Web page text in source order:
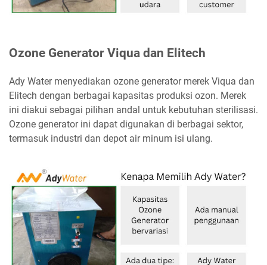
Ozone Generator Viqua dan Elitech
Ady Water menyediakan ozone generator merek Viqua dan
Elitech dengan berbagai kapasitas produksi ozon. Merek
ini diakui sebagai pilihan andal untuk kebutuhan sterilisasi.
Ozone generator ini dapat digunakan di berbagai sektor,
termasuk industri dan depot air minum isi ulang.